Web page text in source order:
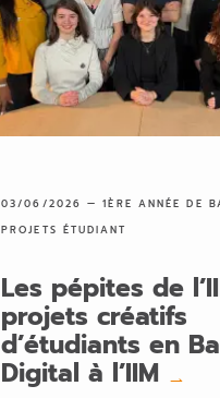
03/06/2026 —1ÈRE ANNÉE DE
PROJETS ÉTUDIANT
Les pépites de
projets créatifs
d’étudiants en
Digital à l’IIM →